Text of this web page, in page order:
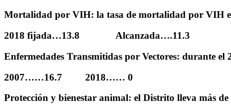
Mortalidad por VIH: la tasa de mortalidad por VIH
2018 fijada…13.8 Alcanzada….11.3
Enfermedades Transmitidas por Vectores: durante
2007……16.7 2018…… 0
Protección y bienestar animal: el Distrito lleva más